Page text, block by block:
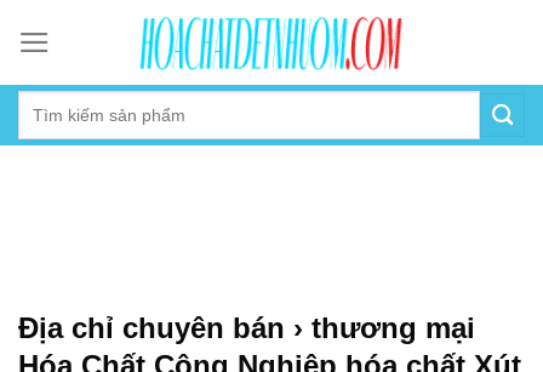
content
Địa chỉ chuyên bán › thương mại
Hóa Chất Công Nghiệp hóa chất Xút